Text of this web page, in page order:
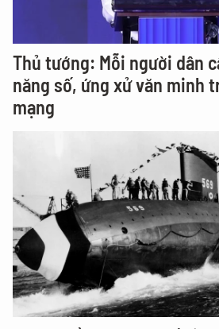
Thủ tướng: Mỗi người dân
năng số, ứng xử văn minh
mạng